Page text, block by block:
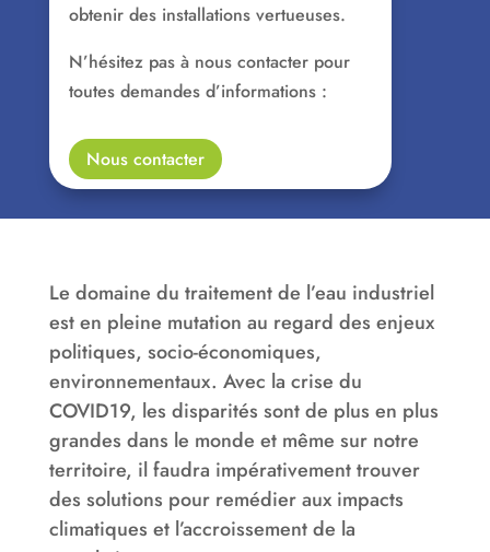
obtenir des installations vertueuses.
N’hésitez pas à nous contacter pour
toutes demandes d’informations :
Nous contacter
Le domaine du traitement de l’eau industriel
est en pleine mutation au regard des enjeux
politiques, socio-économiques,
environnementaux. Avec la crise du
COVID19, les disparités sont de plus en plus
grandes dans le monde et même sur notre
territoire, il faudra impérativement trouver
des solutions pour remédier aux impacts
climatiques et l’accroissement de la